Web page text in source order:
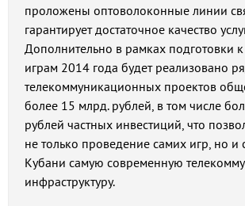
проложены оптоволоконные линии
гарантирует достаточное качество
Дополнительно в рамках подготовки
играм 2014 года будет реализовано
телекоммуникационных проектов
более 15 млрд. рублей, в том числе
рублей частных инвестиций, что
не только проведение самих игр, но и
Кубани самую современную
инфраструктуру.